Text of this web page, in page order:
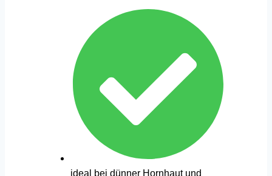
ideal bei dünner Hornhaut und